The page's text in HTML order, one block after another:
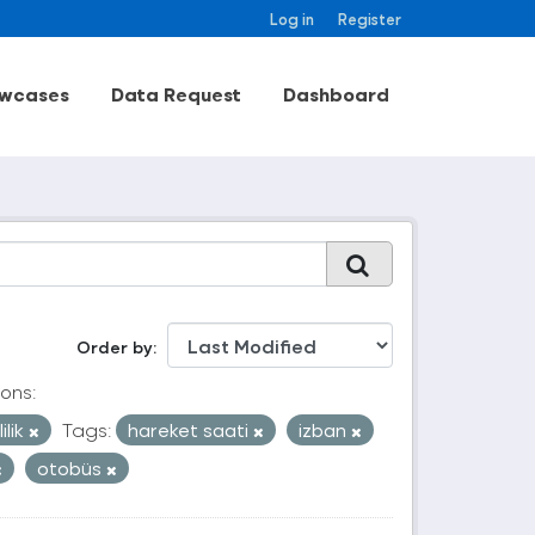
Log in Register
Data Request Dashboard
Order by
Tags: hareket saati
izban
otobüs